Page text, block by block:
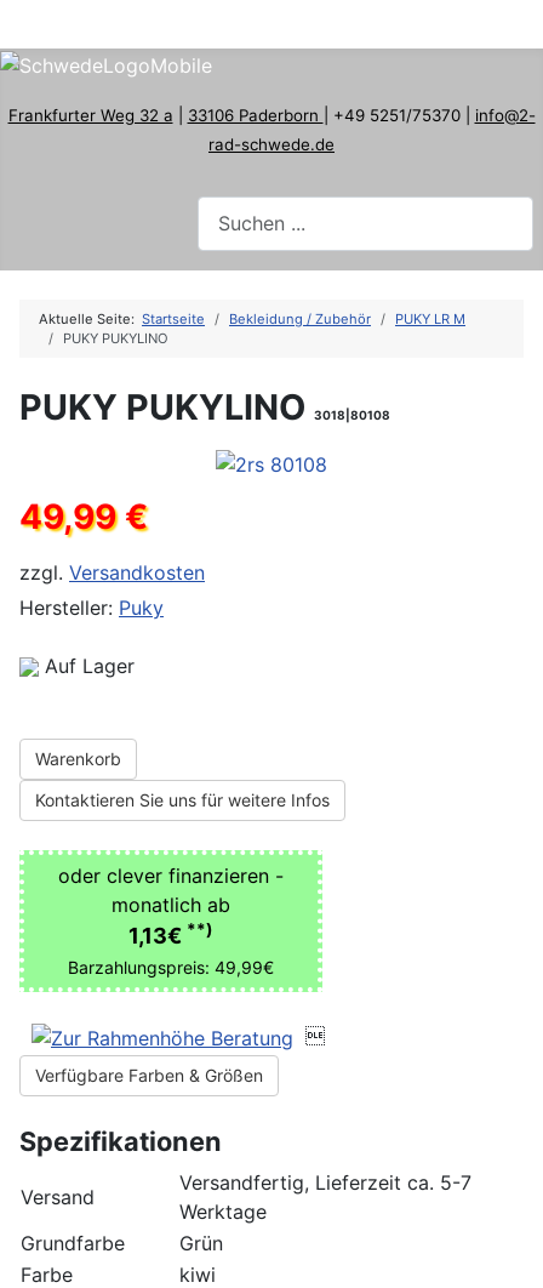
Frankfurter Weg 32 a 33106 Paderborn | +49 5251/75370 | info@2-
rad-schwede.de
Aktuelle Seite: Startseite Bekleidung / Zubehör
PUKY LR M
PUKY PUKYLINO
PUKY PUKYLINO 3018|80108
49,99 €
zzgl. Versandkosten
Hersteller: Puky
Auf Lager
Warenkorb
Kontaktieren Sie uns für weitere Infos
oder clever finanzieren -
monatlich ab
1,13€ **)
Barzahlungspreis: 49,99€

Verfügbare Farben & Größen
Spezifikationen
Versand
Versandfertig, Lieferzeit ca. 5-7
Werktage
Grundfarbe
Grün
Farbe
kiwi